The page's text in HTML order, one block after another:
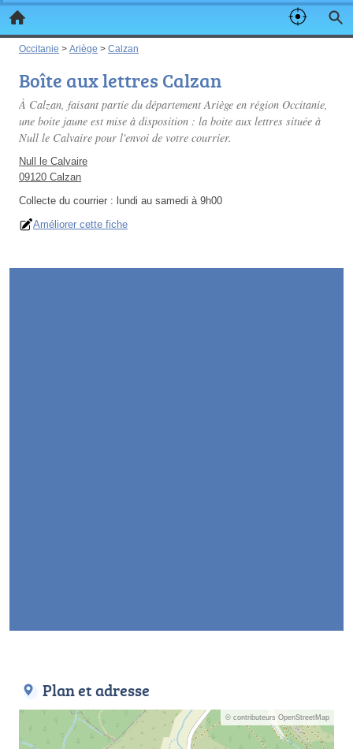
Occitanie > Ariège > Calzan
Boîte aux lettres Calzan
À Calzan, faisant partie du département Ariège en région Occitanie,
une boite jaune est mise à disposition : la boite aux lettres située à
Null le Calvaire pour l'envoi de votre courrier.
Null le Calvaire
09120 Calzan
Collecte du courrier : lundi au samedi à 9h00
Améliorer cette fiche
Plan et adresse
© contributeurs OpenStreetMap